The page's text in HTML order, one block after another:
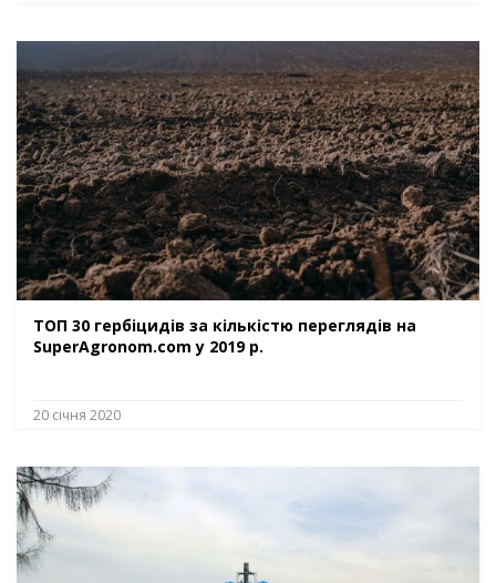
ТОП 30 гербіцидів за кількістю переглядів на
SuperAgronom.com у 2019 р.
20 січня 2020